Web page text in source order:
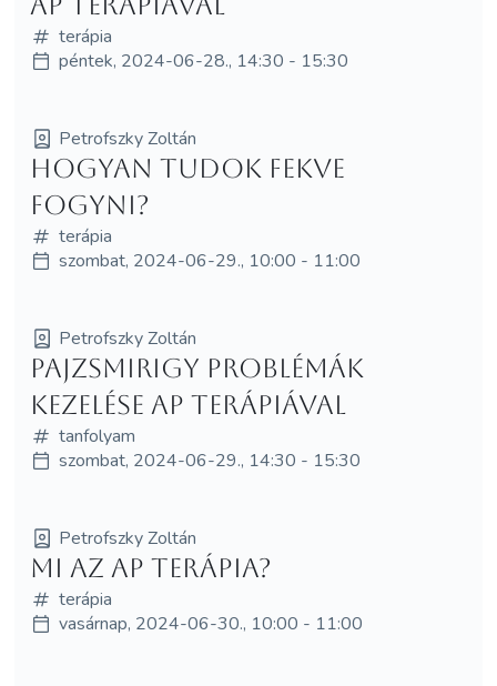
terápia
péntek, 2024-06-28., 14:30 - 15:30
Petrofszky Zoltán
Hogyan tudok fekve
fogyni?
terápia
szombat, 2024-06-29., 10:00 - 11:00
Petrofszky Zoltán
Pajzsmirigy problémák
kezelése AP Terápiával
tanfolyam
szombat, 2024-06-29., 14:30 - 15:30
Petrofszky Zoltán
Mi az AP Terápia?
terápia
vasárnap, 2024-06-30., 10:00 - 11:00